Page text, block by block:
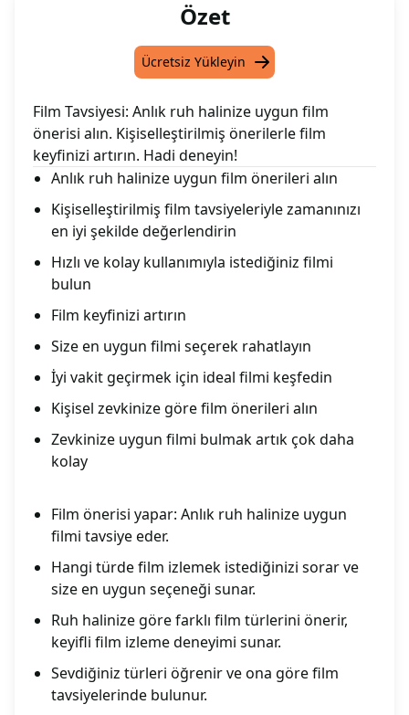
Özet
Ücretsiz Yükleyin
Film Tavsiyesi: Anlık ruh halinize uygun film
önerisi alın. Kişiselleştirilmiş önerilerle film
keyfinizi artırın. Hadi deneyin!
Anlık ruh halinize uygun film önerileri alın
Kişiselleştirilmiş film tavsiyeleriyle zamanınızı
en iyi şekilde değerlendirin
Hızlı ve kolay kullanımıyla istediğiniz filmi
bulun
Film keyfinizi artırın
Size en uygun filmi seçerek rahatlayın
İyi vakit geçirmek için ideal filmi keşfedin
Kişisel zevkinize göre film önerileri alın
Zevkinize uygun filmi bulmak artık çok daha
kolay
Film önerisi yapar: Anlık ruh halinize uygun
filmi tavsiye eder.
Hangi türde film izlemek istediğinizi sorar ve
size en uygun seçeneği sunar.
Ruh halinize göre farklı film türlerini önerir,
keyifli film izleme deneyimi sunar.
Sevdiğiniz türleri öğrenir ve ona göre film
tavsiyelerinde bulunur.